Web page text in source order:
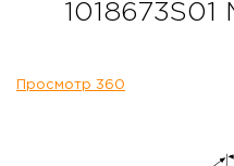
1018673S01
Просмотр 360